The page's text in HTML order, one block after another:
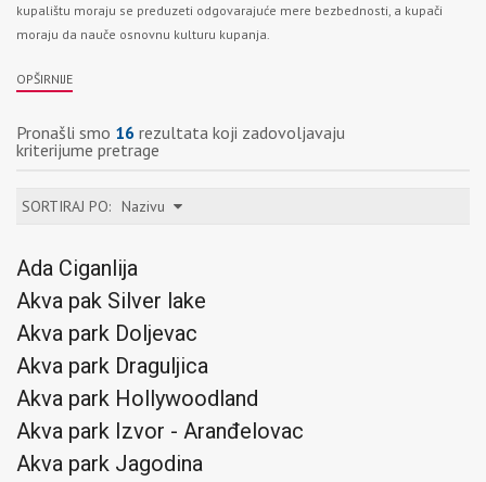
kupalištu moraju se preduzeti odgovarajuće mere bezbednosti, a kupači
moraju da nauče osnovnu kulturu kupanja.
OPŠIRNIJE
Pronašli smo 16 rezultata koji zadovoljavaju
kriterijume pretrage
SORTIRAJ PO: Nazivu
Ada Ciganlija
Akva pak Silver lake
Akva park Doljevac
Akva park Draguljica
Akva park Hollywoodland
Akva park Izvor - Aranđelovac
Akva park Jagodina